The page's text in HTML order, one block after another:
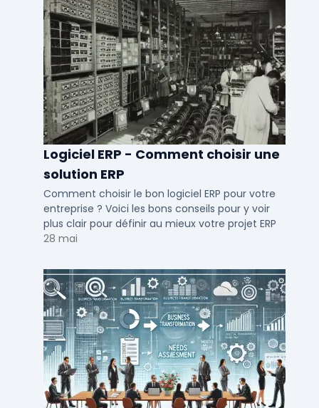
Logiciel ERP - Comment choisir une
solution ERP
Comment choisir le bon logiciel ERP pour votre
entreprise ? Voici les bons conseils pour y voir
plus clair pour définir au mieux votre projet ERP
28 mai